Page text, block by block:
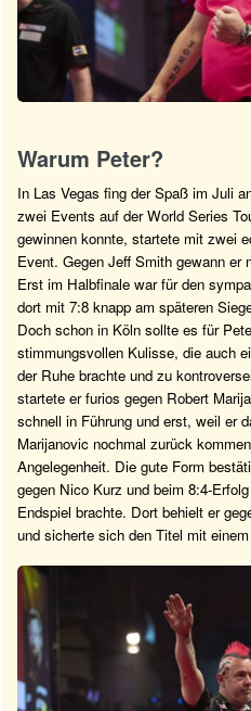
Warum Peter?
In Las Vegas fing der Spaß im Juli
zwei Events auf der World Series
gewinnen konnte, startete mit zwei
Event. Gegen Jeff Smith gewann er
Erst im Halbfinale war für den
dort mit 7:8 knapp am späteren
Doch schon in Köln sollte es für
stimmungsvollen Kulisse, die auch
der Ruhe brachte und zu
startete er furios gegen Robert
schnell in Führung und erst, weil er
Marijanovic nochmal zurück
Angelegenheit. Die gute Form
gegen Nico Kurz und beim 8:4-
Endspiel brachte. Dort behielt er
und sicherte sich den Titel mit